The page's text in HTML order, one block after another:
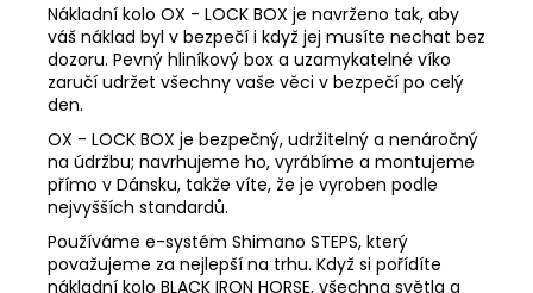
Nákladní kolo OX - LOCK BOX je navrženo tak, aby
váš náklad byl v bezpečí i když jej musíte nechat bez
dozoru. Pevný hliníkový box a uzamykatelné víko
zaručí udržet všechny vaše věci v bezpečí po celý
den.
OX - LOCK BOX je bezpečný, udržitelný a nenáročný
na údržbu; navrhujeme ho, vyrábíme a montujeme
přímo v Dánsku, takže víte, že je vyroben podle
nejvyšších standardů.
Používáme e-systém Shimano STEPS, který
považujeme za nejlepší na trhu. Když si pořídíte
nákladní kolo BLACK IRON HORSE, všechna světla a